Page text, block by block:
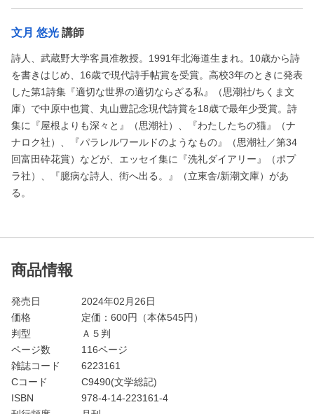
文月 悠光 講師
詩人、武蔵野大学客員准教授。1991年北海道生まれ。10歳から詩
を書きはじめ、16歳で現代詩手帖賞を受賞。高校3年のときに発表
した第1詩集『適切な世界の適切ならざる私』（思潮社/ちくま文
庫）で中原中也賞、丸山豊記念現代詩賞を18歳で最年少受賞。詩
集に『屋根よりも深々と』（思潮社）、『わたしたちの猫』（ナ
ナロク社）、『パラレルワールドのようなもの』（思潮社／第34
回富田砕花賞）などが、エッセイ集に『洗礼ダイアリー』（ポプ
ラ社）、『臆病な詩人、街へ出る。』（立東舎/新潮文庫）があ
る。
商品情報
発売日
2024年02月26日
価格
定価： 600円（本体545円）
判型
Ａ５判
ページ数
116ページ
雑誌コード
6223161
Cコード
C9490(文学総記)
ISBN
978-4-14-223161-4